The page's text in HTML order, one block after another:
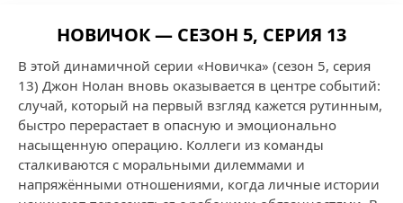
НОВИЧОК — СЕЗОН 5, СЕРИЯ 13
В этой динамичной серии «Новичка» (сезон 5, серия
13) Джон Нолан вновь оказывается в центре событий:
случай, который на первый взгляд кажется рутинным,
быстро перерастает в опасную и эмоционально
насыщенную операцию. Коллеги из команды
сталкиваются с моральными дилеммами и
напряжёнными отношениями, когда личные истории